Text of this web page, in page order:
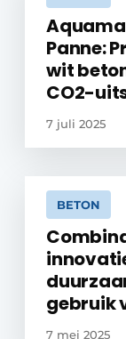
Panne:
wit
CO2-
7 juli 2025
BETON
gebruik
7 mei 2025